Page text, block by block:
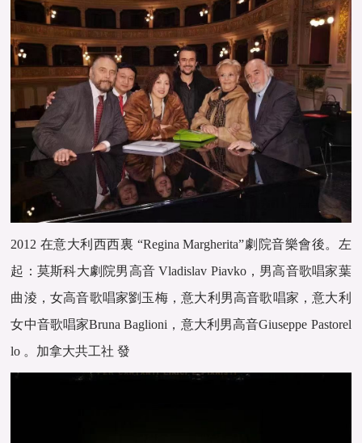
2012 在意大利西西裏 “Regina Margherita”劇院音樂會後。左
起：莫斯科大劇院男高音 Vladislav Piavko，男高音歌唱家葉
曲淩，女高音歌唱家劉玉梅，意大利男高音歌唱家，意大利
女中音歌唱家Bruna Baglioni，意大利男高音Giuseppe Pastorel
lo 。加拿大共工社 發